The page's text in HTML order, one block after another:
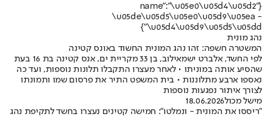
{"name":"\u05e0\u05d4\u05d2
\u05de\u05d5\u05e0\u05d9\u05ea -
\u05d4\u05d9\u05d5\u05dd"}
נהג מונית
המשטרה חשפה: זהו נהג המונית החשוד באונס קטינה
לפי החשד, אלברט ישמאילוב, בן 33 מקריית ים, אנס קטינה בת 16 בעת
שהסיע אותה במוניתו • לאחר מעצרו התקבלו תלונות נוספות, ועד כה
נאספו ארבע מתלוננות • בית המשפט התיר את פרסום שמו ותמונתו
לצורך איתור נפגעות נוספות
מישל מכול18.06.2026
"ריססו את המונית - ונמלטו": חמישה קטינים נעצרו בחשד לתקיפת נהג